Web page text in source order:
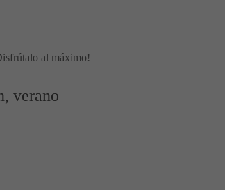
al máximo!
verano